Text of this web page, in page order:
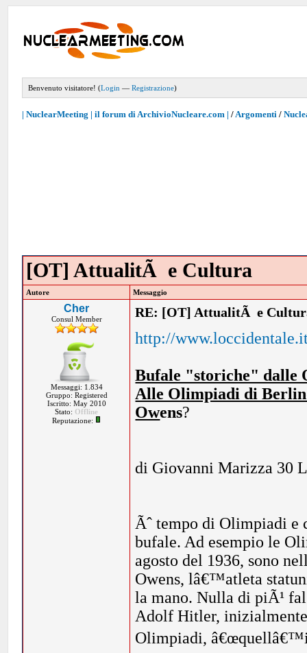
Benvenuto visitatore! (Login —Registrazione)
| NuclearMeeting | il forum di ArchivioNucleare.com | /Argomenti /
[OT] AttualitÃ e Cultura
Autore Messaggio
Cher
Consul Member
Messaggi: 1.834
Gruppo: Registered
Iscritto: May 2010
Stato: Offline
Reputazione:
RE: [OT] AttualitÃ e
http://
Bufale "storiche" dalle
Alle Olimpiadi di
Owens?
di Giovanni Marizza 30
Ãˆ tempo di Olimpiadi e
bufale. Ad esempio le
agosto del 1936, sono
Owens, lâ€™atleta
la mano. Nulla di piÃ¹
Adolf Hitler,
Olimpiadi,